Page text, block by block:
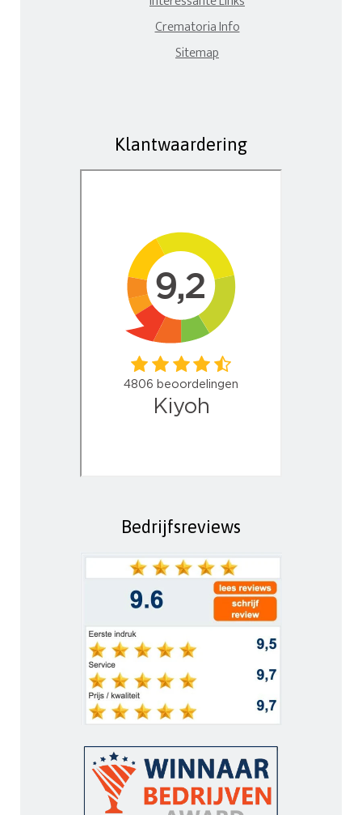
Crematoria Info
Sitemap
Klantwaardering
Bedrijfsreviews